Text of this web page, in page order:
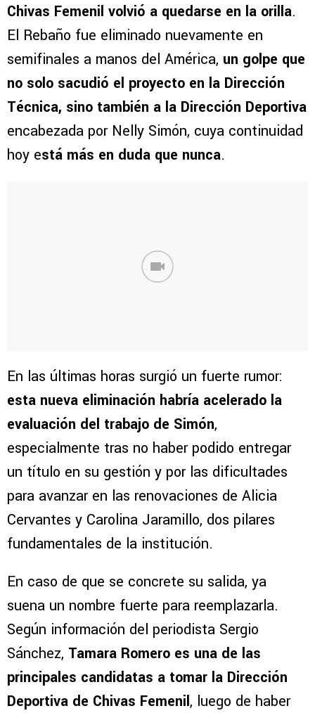
Chivas Femenil volvió a quedarse en la orilla.
El Rebaño fue eliminado nuevamente en
semifinales a manos del América, un golpe que
no solo sacudió el proyecto en la Dirección
Técnica, sino también a la Dirección Deportiva
encabezada por Nelly Simón, cuya continuidad
hoy está más en duda que nunca.
En las últimas horas surgió un fuerte rumor:
esta nueva eliminación habría acelerado la
evaluación del trabajo de Simón,
especialmente tras no haber podido entregar
un título en su gestión y por las dificultades
para avanzar en las renovaciones de Alicia
Cervantes y Carolina Jaramillo, dos pilares
fundamentales de la institución.
En caso de que se concrete su salida, ya
suena un nombre fuerte para reemplazarla.
Según información del periodista Sergio
Sánchez, Tamara Romero es una de las
principales candidatas a tomar la Dirección
Deportiva de Chivas Femenil, luego de haber